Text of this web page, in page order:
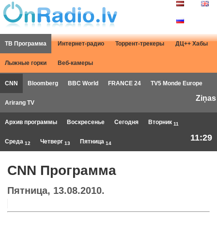
ТВ Программа Интернет-радио Торрент-трекеры ДЦ++ Хабы
Лыжные горки Веб-камеры
CNN Bloomberg BBC World FRANCE 24 TV5 Monde Europe
Arirang TV
Ziņas
Архив программы Воскресенье Сегодня Вторник 11
Среда 12 Четверг 13 Пятница 14
11:29
CNN Программа
Пятница, 13.08.2010.